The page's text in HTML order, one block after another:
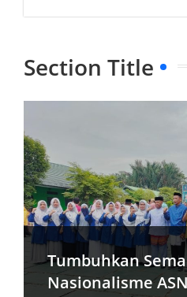
Section Title
Tumbuhkan
Nasionalisme